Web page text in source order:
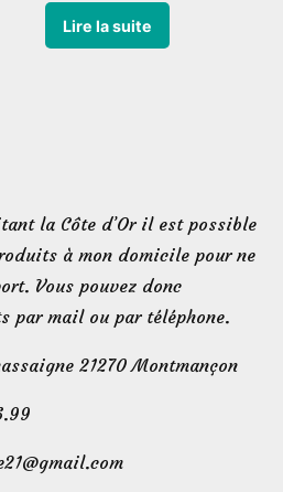
Lire la suite
la Côte d’Or il est possible
à mon domicile pour ne
Vous pouvez donc
par mail ou par téléphone.
21270 Montmançon